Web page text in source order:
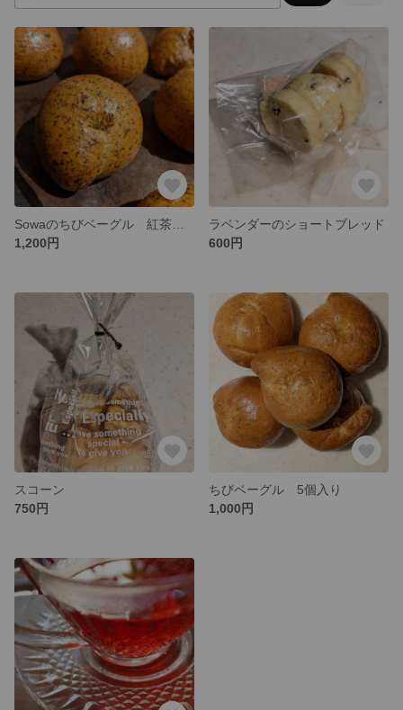
1,200円
ラベンダーのショートブレッド
600円
スコーン
750円
ちびベーグル 5個入り
1,000円